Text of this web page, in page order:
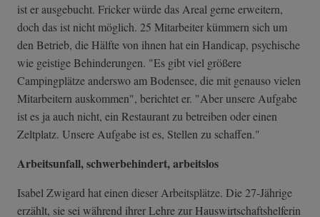
ist er ausgebucht. Fricker würde das Areal gerne erweitern,
doch das ist nicht möglich. 25 Mitarbeiter kümmern sich um
den Betrieb, die Hälfte von ihnen hat ein Handicap, psychische
wie geistige Behinderungen. "Es gibt viel größere
Campingplätze anderswo am Bodensee, die mit genauso vielen
Mitarbeitern auskommen", berichtet er. "Aber unsere Aufgabe
ist es ja auch nicht, ein Restaurant zu betreiben oder einen
Zeltplatz. Unsere Aufgabe ist es, Stellen zu schaffen."
Arbeitsunfall, schwerbehindert, arbeitslos
Isabel Zwigard hat einen dieser Arbeitsplätze. Die 27-Jährige
erzählt, sie sei während ihrer Lehre zur Hauswirtschaftshelferin